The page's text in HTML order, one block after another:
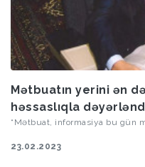
Mətbuatın yerini ən
həssaslıqla
Əliyevə məxsusdur
“Mətbuat, informasiya bu gün
23.02.2023